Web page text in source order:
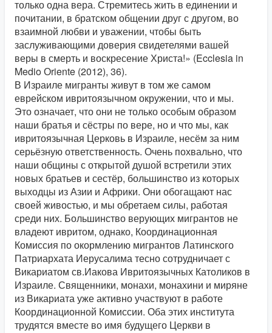
только одна вера. Стремитесь жить в единении и
почитании, в братском общении друг с другом, во
взаимной любви и уважении, чтобы быть
заслуживающими доверия свидетелями вашей
веры в смерть и воскресение Христа!» (Ecclesia in
Medio Оriente (2012), 36).
В Израиле мигранты живут в том же самом
еврейском ивритоязычном окружении, что и мы.
Это означает, что они не только особым образом
наши братья и сёстры по вере, но и что мы, как
ивритоязычная Церковь в Израиле, несём за ним
серьёзную ответственность. Очень похвально, что
наши общины с открытой душой встретили этих
новых братьев и сестёр, большинство из которых
выходцы из Азии и Африки. Они обогащают нас
своей живостью, и мы обретаем силы, работая
среди них. Большинство верующих мигрантов не
владеют ивритом, однако, Координационная
Комиссия по окормлению мигрантов Латинского
Патриархата Иерусалима тесно сотрудничает с
Викариатом св.Иакова Ивритоязычных Католиков в
Израиле. Священники, монахи, монахини и миряне
из Викариата уже активно участвуют в работе
Координационной Комиссии. Оба этих института
трудятся вместе во имя будущего Церкви в